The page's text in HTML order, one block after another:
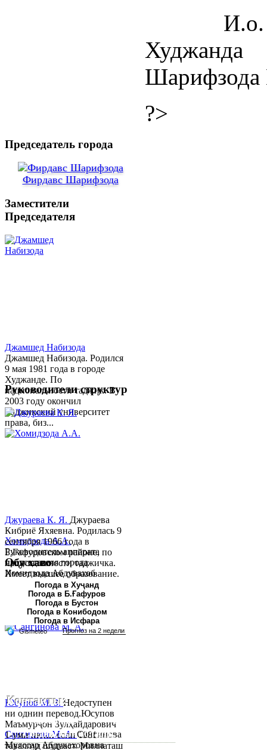
?>
Председатель города
Фирдавс Шарифзода
Заместители
Председателя
Джамшед Набизода
Джамшед Набизода. Родился
9 мая 1981 года в городе
Худжанде. По
национальности таджик. В
2003 году окончил
Таджикский университет
права, биз...
Хомидзода А.А.
Руководитель аппарата
председателя города
Хомидзода Абдувахоб
Абдумаджид родился 8
июня 1978 года в городе
Худжанде. По
национальности...
Сангинова М. А.Сангинова
Муяссар Абдукахоровна
Руководители структур
Джураева К. Я. Джураева
Кибриё Яхяевна. Родилась 9
сентября 1966 года в
Б.Гафуровском районе, по
национальности таджичка.
Имеет высшее образование.
В 1997 ...
Юсупов М. З.Недоступен
ни однин перевод.Юсупов
Маъмурҷон Зулҳайдарович
1-уми июни соли 1981
таваллуд шудааст. Миллаташ
Обу хаво
Погода в Хуҷанд
Погода в Б.Ғафуров
Погода в Бустон
Погода в Конибодом
Погода в Исфара
Контакты:
Республика Таджикистан,
Согдийскый область,